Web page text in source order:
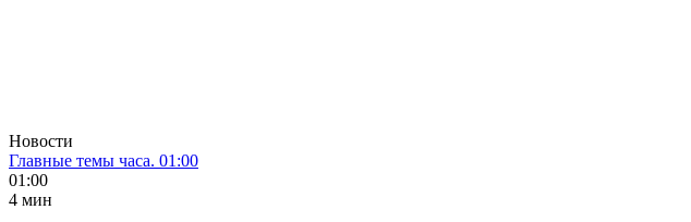
Новости
Главные темы часа. 01:00
01:00
4 мин